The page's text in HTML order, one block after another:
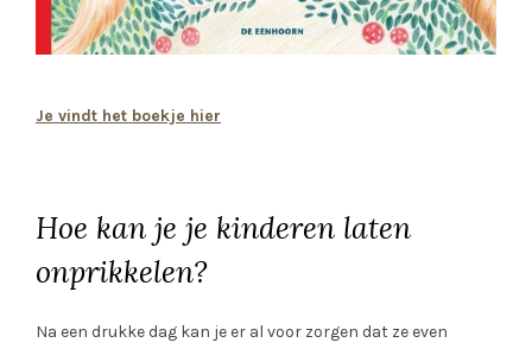
Je vindt het boekje hier
Hoe kan je je kinderen laten
onprikkelen?
Na een drukke dag kan je er al voor zorgen dat ze even